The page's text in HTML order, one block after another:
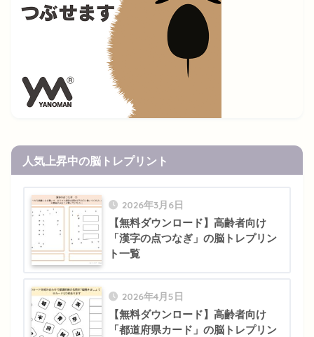
人気上昇中の脳トレプリント
2026年3月6日
【無料ダウンロード】高齢者向け
「漢字の点つなぎ」の脳トレプリン
ト一覧
2026年4月5日
【無料ダウンロード】高齢者向け
「都道府県カード」の脳トレプリン